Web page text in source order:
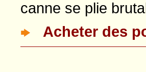
canne se plie
Acheter des